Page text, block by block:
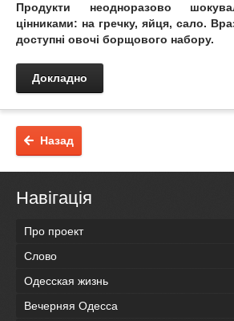
Продукти неодноразово
цінниками: на гречку, яйця, сало.
доступні овочі борщового набору.
Докладно
Назад
Навігація
Про проект
Слово
Одесская жизнь
Вечерняя Одесса